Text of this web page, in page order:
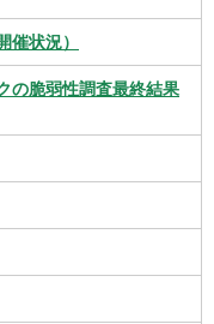
状況）
の脆弱性調査最終結果